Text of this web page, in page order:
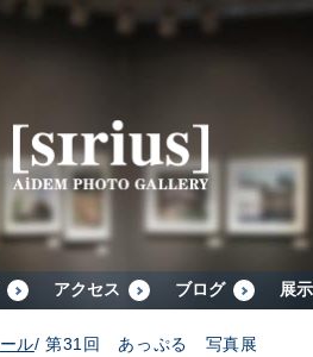
アクセス ブログ 展
ル/第31回 あっぷる 写真展
ル